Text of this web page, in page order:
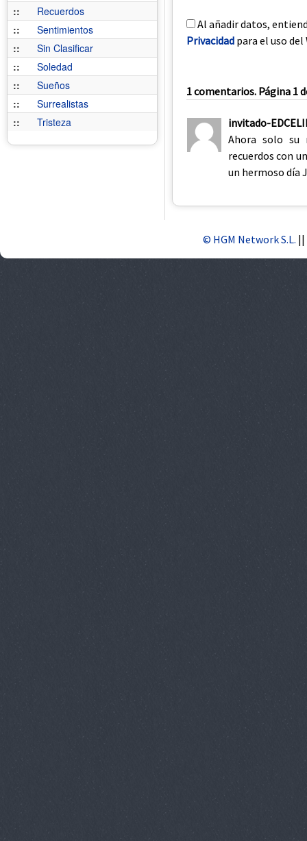
::
Recuerdos
::
Sentimientos
::
Sin Clasificar
::
Soledad
::
Sueños
::
Surrealistas
::
Tristeza
Al añadir datos,
Privacidad para el uso del
1 comentarios. Página 1
invitado-
Ahora solo su
recuerdos con
un hermoso día
© HGM Network S.L. ||